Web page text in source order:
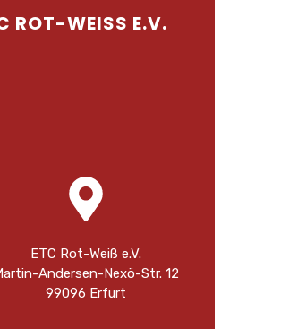
ROT-WEISS E.V.
ETC Rot-Weiß e.V.
Andersen-Nexö-Str. 12
99096 Erfurt